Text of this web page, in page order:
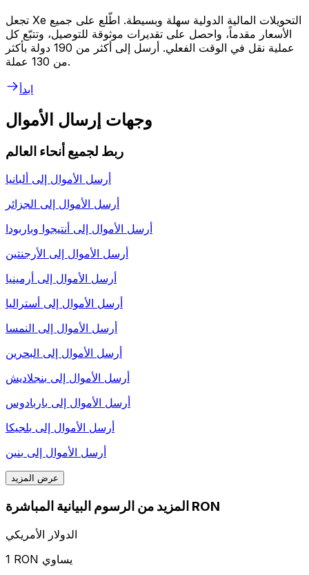
تجعل Xe التحويلات المالية الدولية سهلة وبسيطة. اطّلع على جميع
الأسعار مقدماً، واحصل على تقديرات موثوقة للتوصيل، وتتبّع كل
عملية نقل في الوقت الفعلي. أرسل إلى أكثر من 190 دولة بأكثر
من 130 عملة.
ابدأ
وجهات إرسال الأموال
ربط لجميع أنحاء العالم
أرسل الأموال إلى ألبانيا
أرسل الأموال إلى الجزائر
أرسل الأموال إلى أنتيجوا وباربودا
أرسل الأموال إلى الأرجنتين
أرسل الأموال إلى أرمينيا
أرسل الأموال إلى أستراليا
أرسل الأموال إلى النمسا
أرسل الأموال إلى البحرين
أرسل الأموال إلى بنجلاديش
أرسل الأموال إلى باربادوس
أرسل الأموال إلى بلجيكا
أرسل الأموال إلى بنين
عرض المزيد
المزيد من الرسوم البيانية المباشرة RON
الدولار الأمريكي
1 RON يساوي